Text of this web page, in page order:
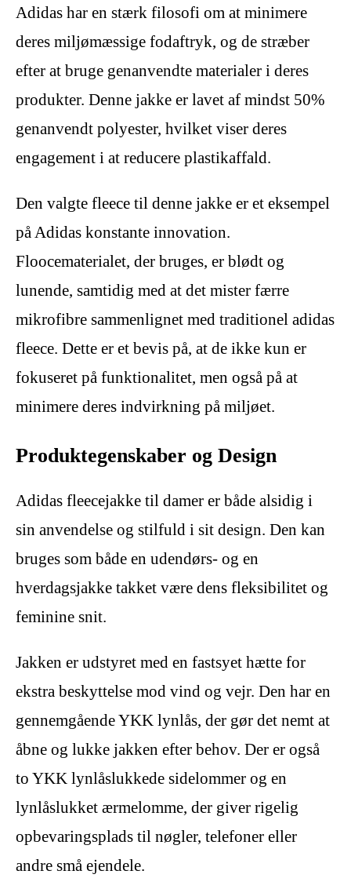
Adidas har en stærk filosofi om at minimere
deres miljømæssige fodaftryk, og de stræber
efter at bruge genanvendte materialer i deres
produkter. Denne jakke er lavet af mindst 50%
genanvendt polyester, hvilket viser deres
engagement i at reducere plastikaffald.
Den valgte fleece til denne jakke er et eksempel
på Adidas konstante innovation.
Floocematerialet, der bruges, er blødt og
lunende, samtidig med at det mister færre
mikrofibre sammenlignet med traditionel adidas
fleece. Dette er et bevis på, at de ikke kun er
fokuseret på funktionalitet, men også på at
minimere deres indvirkning på miljøet.
Produktegenskaber og Design
Adidas fleecejakke til damer er både alsidig i
sin anvendelse og stilfuld i sit design. Den kan
bruges som både en udendørs- og en
hverdagsjakke takket være dens fleksibilitet og
feminine snit.
Jakken er udstyret med en fastsyet hætte for
ekstra beskyttelse mod vind og vejr. Den har en
gennemgående YKK lynlås, der gør det nemt at
åbne og lukke jakken efter behov. Der er også
to YKK lynlåslukkede sidelommer og en
lynlåslukket ærmelomme, der giver rigelig
opbevaringsplads til nøgler, telefoner eller
andre små ejendele.